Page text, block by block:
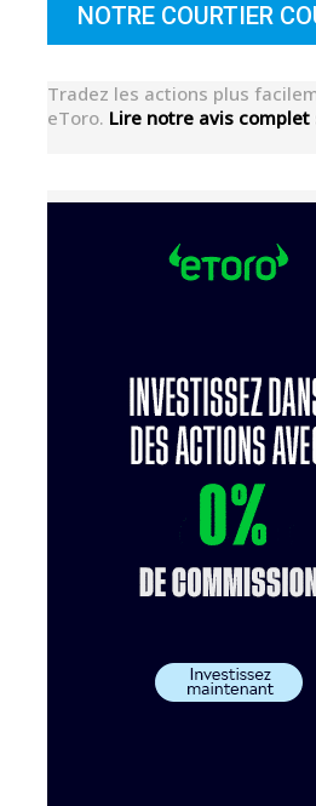
NOTRE COURTIER
Tradez les actions plus
eToro. Lire notre avis complet